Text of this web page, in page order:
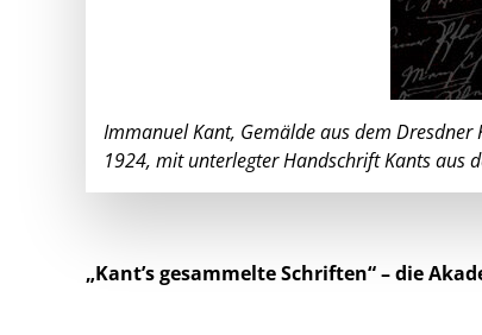
Immanuel Kant, Gemälde aus dem Dresdner
1924, mit unterlegter Handschrift Kants aus
„Kant’s gesammelte Schriften“ – die